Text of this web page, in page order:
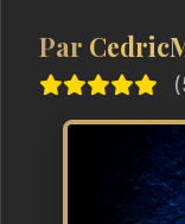
Par